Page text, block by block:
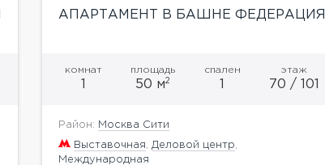
АПАРТАМЕНТ В БАШНЕ ФЕДЕРАЦИЯ
комнат
1
площадь
50 м2
спален
1
этаж
70 / 101
Район: Москва Сити
Выставочная Деловой центр
Международная